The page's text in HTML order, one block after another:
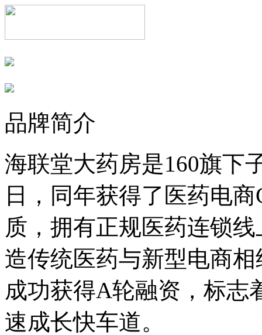
品牌简介
海联堂大药房是160旗下
日，同年获得了医药电
质，拥有正规医药连锁
造传统医药与新型电商
成功获得A轮融资，标志
速成长快车道。